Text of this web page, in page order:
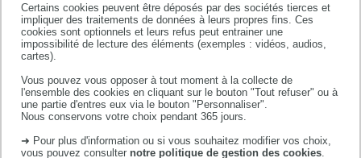
Certains cookies peuvent être déposés par des sociétés tierces et
impliquer des traitements de données à leurs propres fins. Ces
cookies sont optionnels et leurs refus peut entrainer une
impossibilité de lecture des éléments (exemples : vidéos, audios,
cartes).
Vous pouvez vous opposer à tout moment à la collecte de
l'ensemble des cookies en cliquant sur le bouton "Tout refuser" ou à
une partie d'entres eux via le bouton "Personnaliser".
Nous conservons votre choix pendant 365 jours.
➜ Pour plus d'information ou si vous souhaitez modifier vos choix,
vous pouvez consulter notre politique de gestion des cookies
Département d'odontologie
3, Chemin des Maraichers
31062 Toulouse Cedex 9
Tél. +33 (0)5 62 17 29 29
Fax : +33 (0)5 61 25 47 19
Email : dentaire.secretariat@univ-tlse3.fr